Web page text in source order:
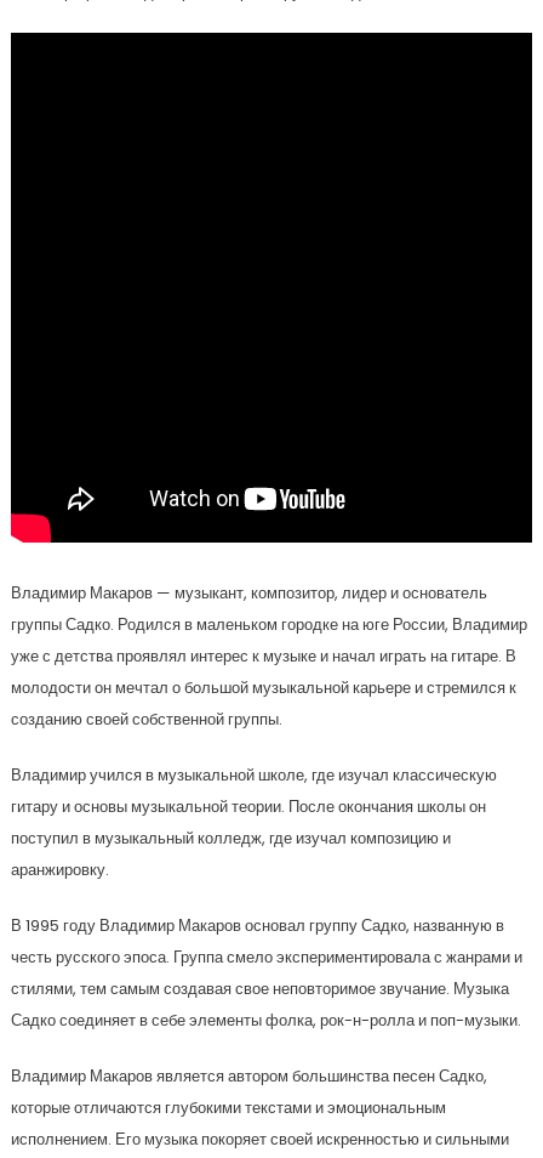
Владимир Макаров — музыкант, композитор, лидер и основатель
группы Садко. Родился в маленьком городке на юге России, Владимир
уже с детства проявлял интерес к музыке и начал играть на гитаре. В
молодости он мечтал о большой музыкальной карьере и стремился к
созданию своей собственной группы.
Владимир учился в музыкальной школе, где изучал классическую
гитару и основы музыкальной теории. После окончания школы он
поступил в музыкальный колледж, где изучал композицию и
аранжировку.
В 1995 году Владимир Макаров основал группу Садко, названную в
честь русского эпоса. Группа смело экспериментировала с жанрами и
стилями, тем самым создавая свое неповторимое звучание. Музыка
Садко соединяет в себе элементы фолка, рок-н-ролла и поп-музыки.
Владимир Макаров является автором большинства песен Садко,
которые отличаются глубокими текстами и эмоциональным
исполнением. Его музыка покоряет своей искренностью и сильными